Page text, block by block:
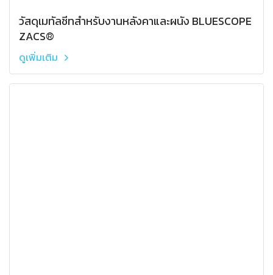
วัสดุเมทัลชีทสำหรับงานหลังคาและผนัง BLUESCOPE
ZACS®
ดูเพิ่มเติม